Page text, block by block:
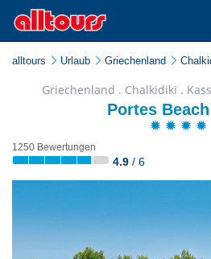
alltours Urlaub Griechenland
Griechenland . Chalkidiki .
Portes Beach
1250 Bewertungen
4.9 / 6